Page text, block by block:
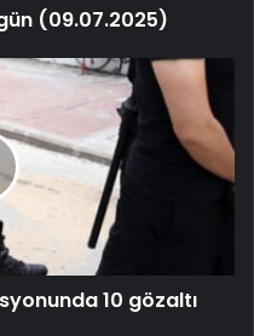
(09.07.2025)
10 gözaltı